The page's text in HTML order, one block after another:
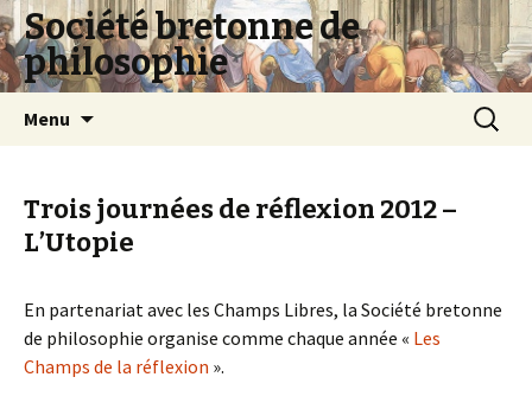
Société bretonne de
philosophie
Menu
Trois journées de réflexion 2012 –
L’Utopie
En partenariat avec les Champs Libres, la Société bretonne
de philosophie organise comme chaque année « Les
Champs de la réflexion ».